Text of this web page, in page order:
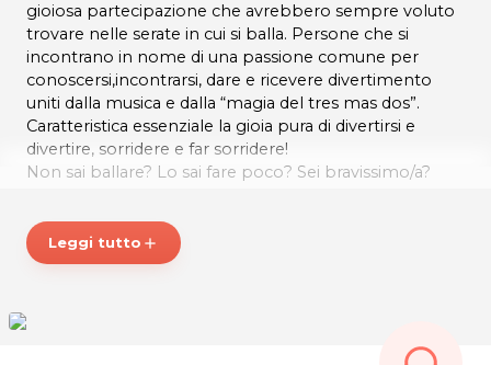
gioiosa partecipazione che avrebbero sempre voluto
trovare nelle serate in cui si balla. Persone che si
incontrano in nome di una passione comune per
conoscersi,incontrarsi, dare e ricevere divertimento
uniti dalla musica e dalla “magia del tres mas dos”.
Caratteristica essenziale la gioia pura di divertirsi e
divertire, sorridere e far sorridere!
Non sai ballare? Lo sai fare poco? Sei bravissimo/a?
tempo per insegnarti i primi rudimenti, chi ti sorriderà
mentre insieme affronterete le prime “complicazioni”,
oppure troverai chi saprà valorizzarti in un turbine di
Leggi tutto add